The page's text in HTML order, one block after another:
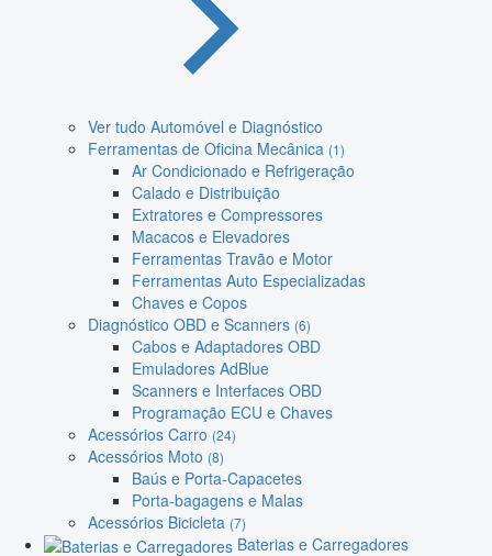
Ver tudo Automóvel e Diagnóstico
Ferramentas de Oficina Mecânica (1)
Ar Condicionado e Refrigeração
Calado e Distribuição
Extratores e Compressores
Macacos e Elevadores
Ferramentas Travão e Motor
Ferramentas Auto Especializadas
Chaves e Copos
Diagnóstico OBD e Scanners (6)
Cabos e Adaptadores OBD
Emuladores AdBlue
Scanners e Interfaces OBD
Programação ECU e Chaves
Acessórios Carro (24)
Acessórios Moto (8)
Baús e Porta-Capacetes
Porta-bagagens e Malas
Acessórios Bicicleta (7)
Baterias e Carregadores